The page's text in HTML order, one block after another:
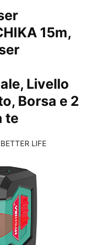
15m,
Livello
Borsa e 2
te
LIFE